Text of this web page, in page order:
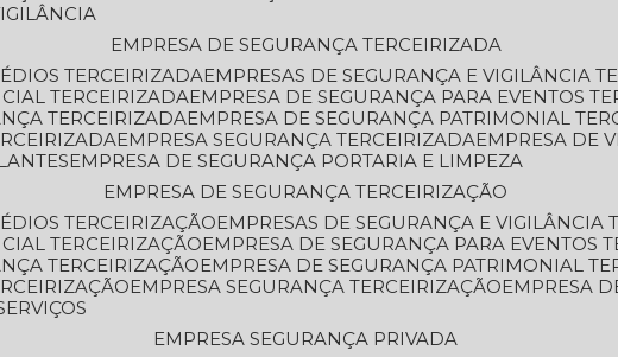
EMPRESA DE SEGURANÇA TERCEIRIZADA
TERCEIRIZADA
EMPRESAS DE SEGURANÇA E VIGILÂNCIA
TERCEIRIZADA
EMPRESA DE SEGURANÇA PARA EVENTOS
TERCEIRIZADA
EMPRESA DE SEGURANÇA PATRIMONIAL
EMPRESA SEGURANÇA TERCEIRIZADA
EMPRESA DE
EMPRESA DE SEGURANÇA PORTARIA E LIMPEZA
EMPRESA DE SEGURANÇA TERCEIRIZAÇÃO
TERCEIRIZAÇÃO
EMPRESAS DE SEGURANÇA E VIGILÂNCIA
TERCEIRIZAÇÃO
EMPRESA DE SEGURANÇA PARA EVENTOS
TERCEIRIZAÇÃO
EMPRESA DE SEGURANÇA PATRIMONIAL
EMPRESA SEGURANÇA TERCEIRIZAÇÃO
EMPRESA
EMPRESA SEGURANÇA PRIVADA